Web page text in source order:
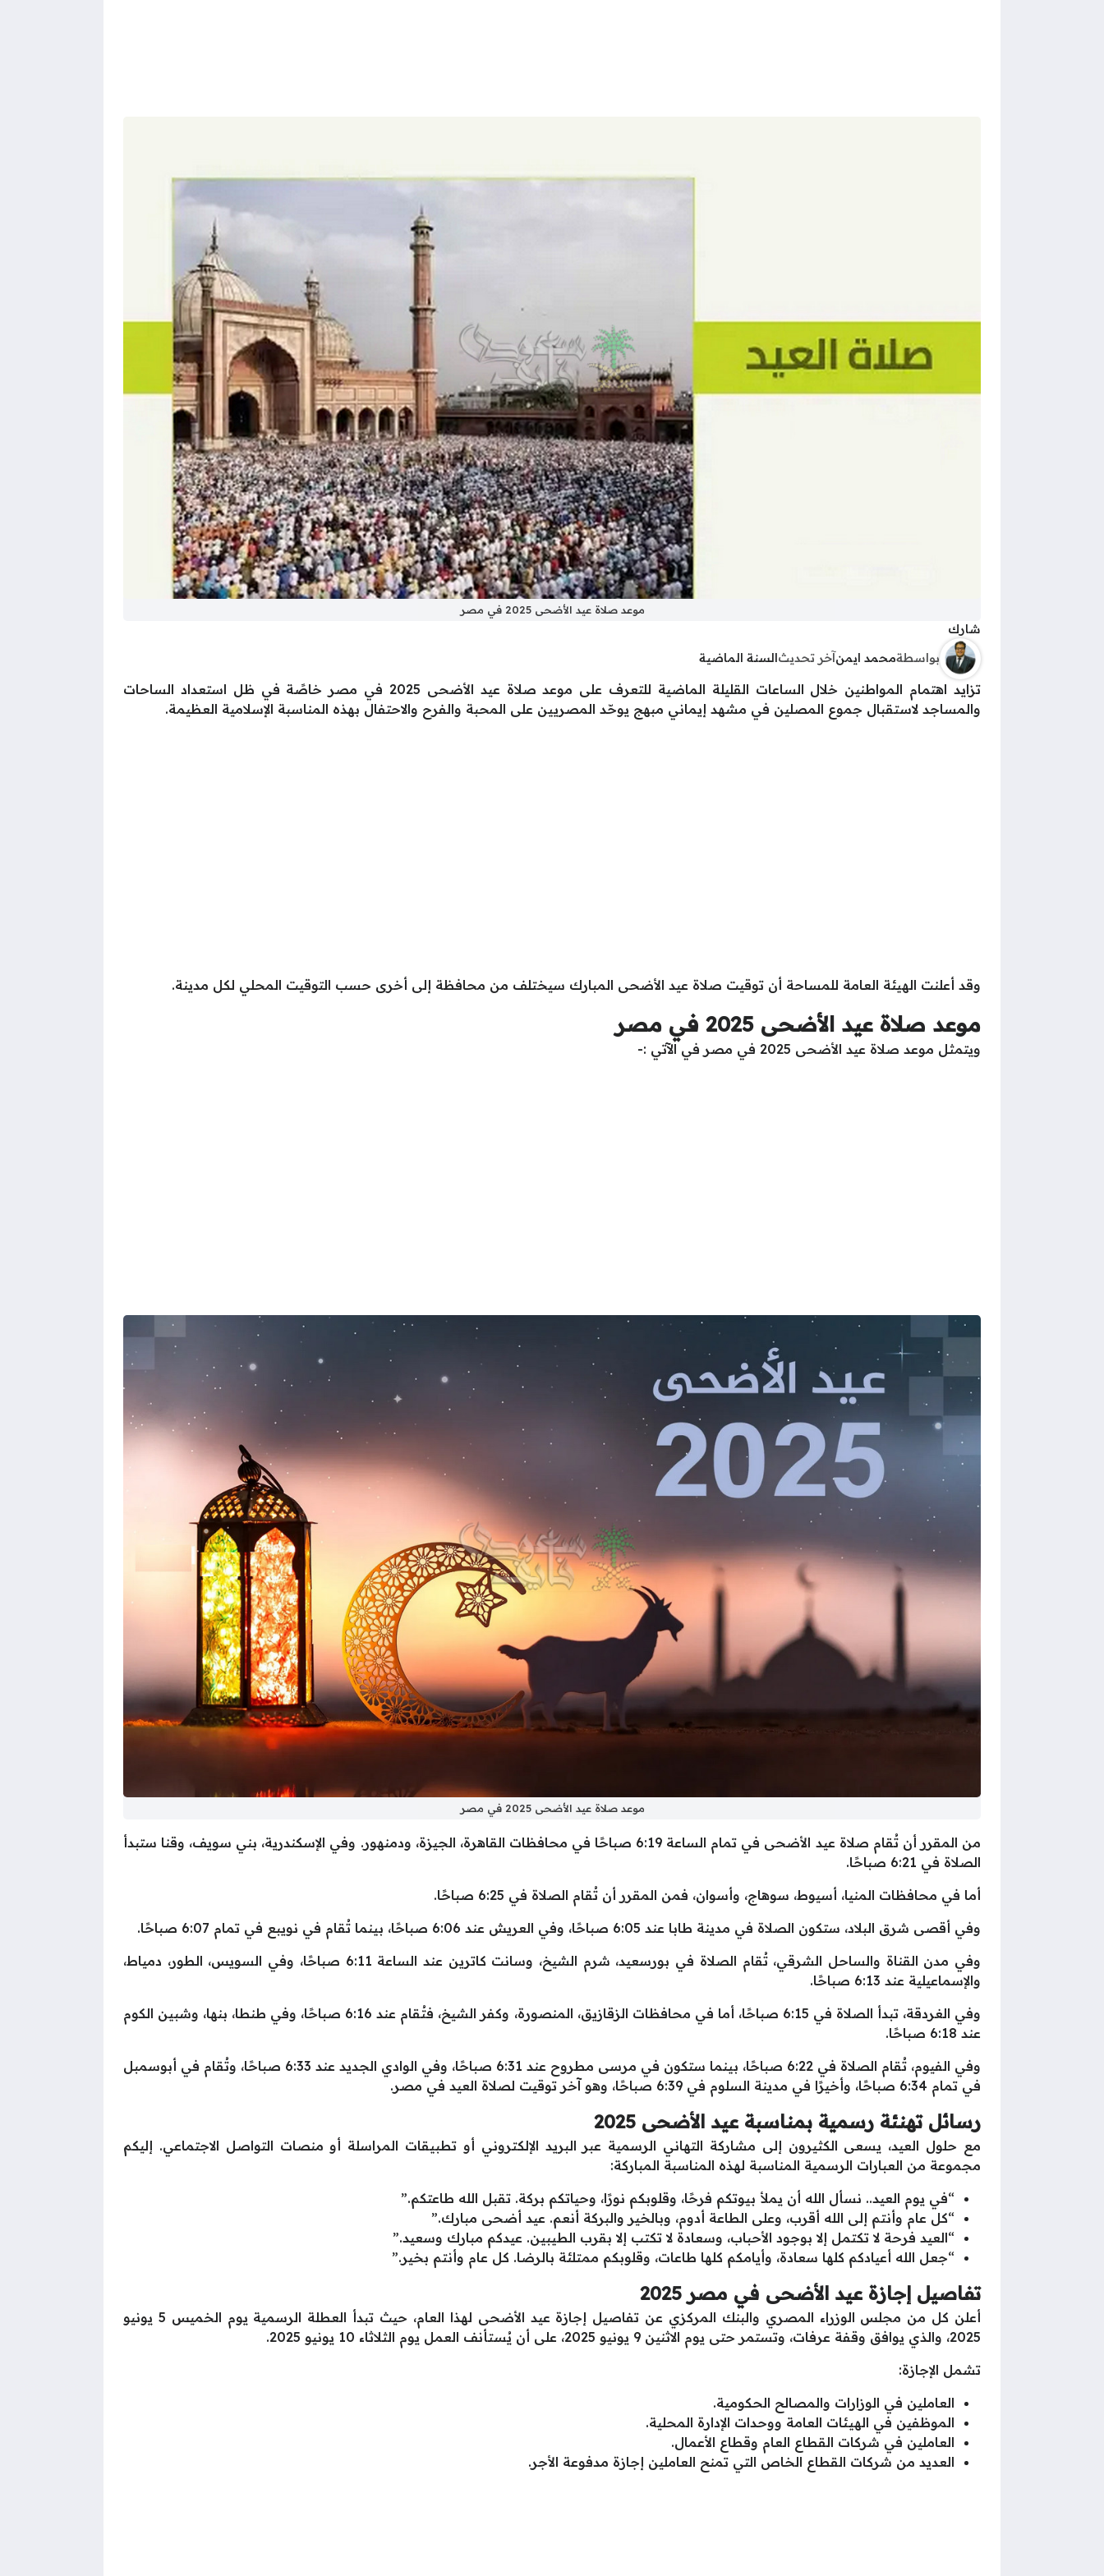
موعد صلاة عيد الأضحى 2025 في مصر
شارك
بواسطةمحمد ايمن آخر تحديث السنة الماضية
تزايد اهتمام المواطنين خلال الساعات القليلة الماضية للتعرف على موعد صلاة عيد الأضحى 2025 في مصر خاصًة في ظل استعداد الساحات
والمساجد لاستقبال جموع المصلين في مشهد إيماني مبهج يوحّد المصريين على المحبة والفرح والاحتفال بهذه المناسبة الإسلامية العظيمة.
وقد أعلنت الهيئة العامة للمساحة أن توقيت صلاة عيد الأضحى المبارك سيختلف من محافظة إلى أخرى حسب التوقيت المحلي لكل مدينة.
موعد صلاة عيد الأضحى 2025 في مصر
ويتمثل موعد صلاة عيد الأضحى 2025 في مصر في الآتي :-
موعد صلاة عيد الأضحى 2025 في مصر
من المقرر أن تُقام صلاة عيد الأضحى في تمام الساعة 6:19 صباحًا في محافظات القاهرة، الجيزة، ودمنهور. وفي الإسكندرية، بني سويف، وقنا ستبدأ
الصلاة في 6:21 صباحًا.
أما في محافظات المنيا، أسيوط، سوهاج، وأسوان، فمن المقرر أن تُقام الصلاة في 6:25 صباحًا.
وفي أقصى شرق البلاد، ستكون الصلاة في مدينة طابا عند 6:05 صباحًا، وفي العريش عند 6:06 صباحًا، بينما تُقام في نويبع في تمام 6:07 صباحًا.
وفي مدن القناة والساحل الشرقي، تُقام الصلاة في بورسعيد، شرم الشيخ، وسانت كاترين عند الساعة 6:11 صباحًا، وفي السويس، الطور، دمياط،
والإسماعيلية عند 6:13 صباحًا.
وفي الغردقة، تبدأ الصلاة في 6:15 صباحًا، أما في محافظات الزقازيق، المنصورة، وكفر الشيخ، فتُقام عند 6:16 صباحًا، وفي طنطا، بنها، وشبين الكوم
عند 6:18 صباحًا.
وفي الفيوم، تُقام الصلاة في 6:22 صباحًا، بينما ستكون في مرسى مطروح عند 6:31 صباحًا، وفي الوادي الجديد عند 6:33 صباحًا، وتُقام في أبوسمبل
في تمام 6:34 صباحًا، وأخيرًا في مدينة السلوم في 6:39 صباحًا، وهو آخر توقيت لصلاة العيد في مصر.
رسائل تهنئة رسمية بمناسبة عيد الأضحى 2025
مع حلول العيد، يسعى الكثيرون إلى مشاركة التهاني الرسمية عبر البريد الإلكتروني أو تطبيقات المراسلة أو منصات التواصل الاجتماعي. إليكم
مجموعة من العبارات الرسمية المناسبة لهذه المناسبة المباركة:
“في يوم العيد.. نسأل الله أن يملأ بيوتكم فرحًا، وقلوبكم نورًا، وحياتكم بركة. تقبل الله طاعتكم.”
“كل عام وأنتم إلى الله أقرب، وعلى الطاعة أدوم، وبالخير والبركة أنعم. عيد أضحى مبارك.”
“العيد فرحة لا تكتمل إلا بوجود الأحباب، وسعادة لا تكتب إلا بقرب الطيبين. عيدكم مبارك وسعيد.”
“جعل الله أعيادكم كلها سعادة، وأيامكم كلها طاعات، وقلوبكم ممتلئة بالرضا. كل عام وأنتم بخير.”
تفاصيل إجازة عيد الأضحى في مصر 2025
أعلن كل من مجلس الوزراء المصري والبنك المركزي عن تفاصيل إجازة عيد الأضحى لهذا العام، حيث تبدأ العطلة الرسمية يوم الخميس 5 يونيو
2025، والذي يوافق وقفة عرفات، وتستمر حتى يوم الاثنين 9 يونيو 2025، على أن يُستأنف العمل يوم الثلاثاء 10 يونيو 2025.
تشمل الإجازة:
العاملين في الوزارات والمصالح الحكومية.
الموظفين في الهيئات العامة ووحدات الإدارة المحلية.
العاملين في شركات القطاع العام وقطاع الأعمال.
العديد من شركات القطاع الخاص التي تمنح العاملين إجازة مدفوعة الأجر.